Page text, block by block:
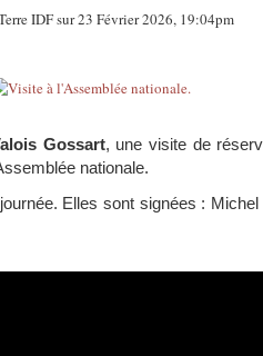
IDF sur 23 Février 2026, 19:04pm
Gossart, une visite de
nationale.
Elles sont signées : Michel